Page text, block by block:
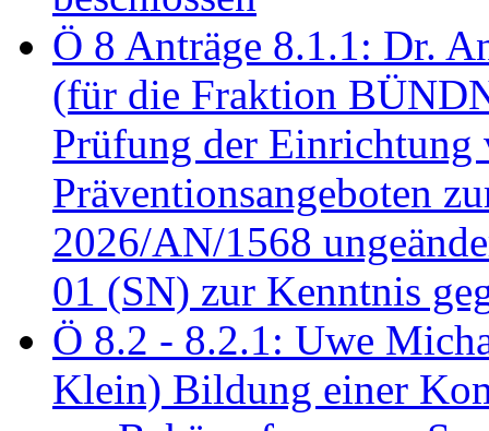
Ö 8 Anträge 8.1.1: Dr.
(für die Fraktion
Prüfung der Einrichtung
Präventionsangeboten
2026/AN/1568
01 (SN) zur Kenntnis
Ö 8.2 - 8.2.1: Uwe
Klein) Bildung einer